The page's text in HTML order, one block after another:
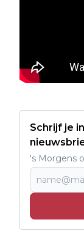
Schrijf je
's Morgens